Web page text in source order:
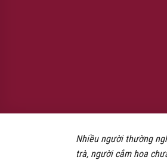
Nhiều người thường
trà, người cắm hoa